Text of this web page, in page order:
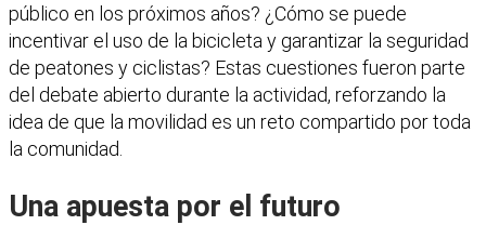
público en los próximos años? ¿Cómo se puede
incentivar el uso de la bicicleta y garantizar la seguridad
de peatones y ciclistas? Estas cuestiones fueron parte
del debate abierto durante la actividad, reforzando la
idea de que la movilidad es un reto compartido por toda
la comunidad.
Una apuesta por el futuro